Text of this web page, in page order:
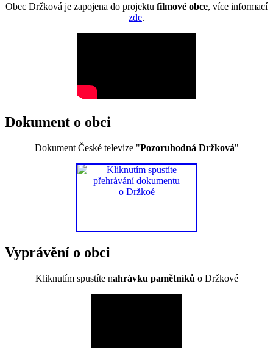
Obec Držková je zapojena do projektu filmové obce, více informací
zde.
Dokument o obci
Dokument České televize "Pozoruhodná Držková"
Vyprávění o obci
Kliknutím spustíte nahrávku pamětníků o Držkové